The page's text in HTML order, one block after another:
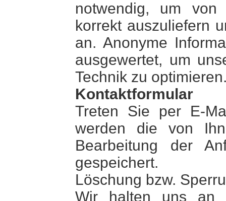
notwendig, um von
korrekt auszuliefern
an. Anonyme
ausgewertet, um
Technik zu
Kontaktformular
Treten Sie per E-
werden die von
Bearbeitung der
gespeichert.
Löschung bzw.
Wir halten uns an